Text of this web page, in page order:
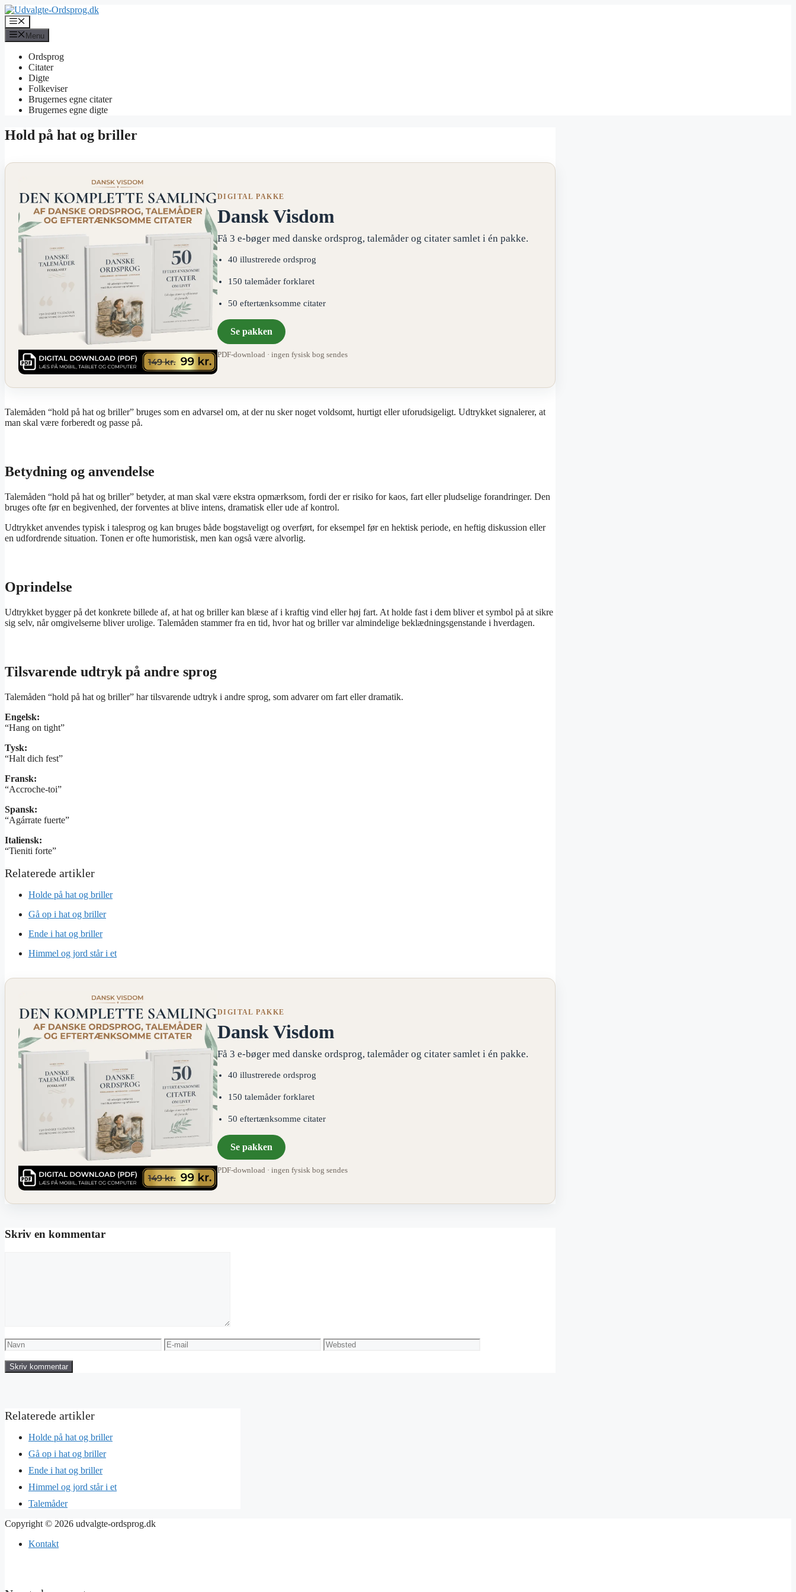
Hop
til
indhold
Menu
Menu
Ordsprog
Citater
Digte
Folkeviser
Brugernes egne citater
Brugernes egne digte
Hold på hat og briller
DIGITAL PAKKE
Dansk Visdom
Få 3 e-bøger med danske ordsprog, talemåder og citater samlet i én pakke.
40 illustrerede ordsprog
150 talemåder forklaret
50 eftertænksomme citater
Se pakken
PDF-download · ingen fysisk bog sendes
Talemåden “hold på hat og briller” bruges som en advarsel om, at der nu sker noget voldsomt, hurtigt eller uforudsigeligt. Udtrykket signalerer, at
man skal være forberedt og passe på.
Betydning og anvendelse
Talemåden “hold på hat og briller” betyder, at man skal være ekstra opmærksom, fordi der er risiko for kaos, fart eller pludselige forandringer. Den
bruges ofte før en begivenhed, der forventes at blive intens, dramatisk eller ude af kontrol.
Udtrykket anvendes typisk i talesprog og kan bruges både bogstaveligt og overført, for eksempel før en hektisk periode, en heftig diskussion eller
en udfordrende situation. Tonen er ofte humoristisk, men kan også være alvorlig.
Oprindelse
Udtrykket bygger på det konkrete billede af, at hat og briller kan blæse af i kraftig vind eller høj fart. At holde fast i dem bliver et symbol på at sikre
sig selv, når omgivelserne bliver urolige. Talemåden stammer fra en tid, hvor hat og briller var almindelige beklædningsgenstande i hverdagen.
Tilsvarende udtryk på andre sprog
Talemåden “hold på hat og briller” har tilsvarende udtryk i andre sprog, som advarer om fart eller dramatik.
Engelsk:
“Hang on tight”
Tysk:
“Halt dich fest”
Fransk:
“Accroche-toi”
Spansk:
“Agárrate fuerte”
Italiensk:
“Tieniti forte”
Holde på hat og briller
Gå op i hat og briller
Ende i hat og briller
Himmel og jord står i et
DIGITAL PAKKE
Dansk Visdom
Få 3 e-bøger med danske ordsprog, talemåder og citater samlet i én pakke.
40 illustrerede ordsprog
150 talemåder forklaret
50 eftertænksomme citater
Se pakken
PDF-download · ingen fysisk bog sendes
Skriv en kommentar
Navn
E-
mail
Websted
Holde på hat og briller
Gå op i hat og briller
Ende i hat og briller
Himmel og jord står i et
Talemåder
Copyright © 2026 udvalgte-ordsprog.dk
Kontakt